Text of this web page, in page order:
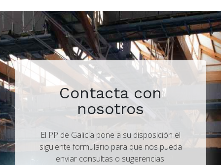
Contacta con
nosotros
El PP de Galicia pone a su disposición el
siguiente formulario para que nos pueda
enviar consultas o sugerencias.